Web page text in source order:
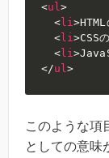
<ul>
<li>
<li>CSS
<li>
</ul>
このような項
としての意味